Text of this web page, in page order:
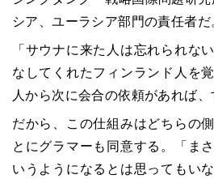
シア、ユーラシア部門の責任者だ
「サウナに来た人は忘れられな
なしてくれたフィンランド人を
人から次に会合の依頼があれば、
だから、この仕組みはどちらの
とにグラマーも同意する。「ま
いうようになるとは思ってもい